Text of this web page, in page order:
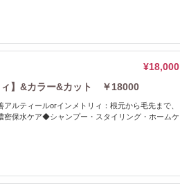
¥18,000
ィ】&カラー&カット ￥18000
ルティールorインメトリィ：根元から毛先まで、
密保水ケア◆シャンプー・スタイリング・ホームケ